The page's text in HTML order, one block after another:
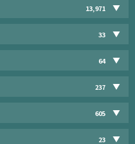
13,971
33
64
237
605
23